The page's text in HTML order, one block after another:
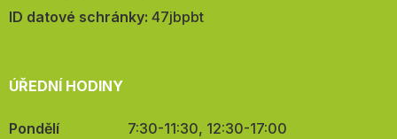
mail:
ID datové schránky: 47jbpbt
ÚŘEDNÍ HODINY
Pondělí
7:30-11:30, 12:30-17:00